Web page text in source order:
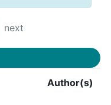
next
Author(s)